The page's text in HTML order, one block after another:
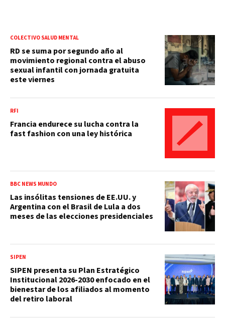
COLECTIVO SALUD MENTAL
RD se suma por segundo año al
movimiento regional contra el abuso
sexual infantil con jornada gratuita
este viernes
RFI
Francia endurece su lucha contra la
fast fashion con una ley histórica
BBC NEWS MUNDO
Las insólitas tensiones de EE.UU. y
Argentina con el Brasil de Lula a dos
meses de las elecciones presidenciales
SIPEN
SIPEN presenta su Plan Estratégico
Institucional 2026-2030 enfocado en el
bienestar de los afiliados al momento
del retiro laboral